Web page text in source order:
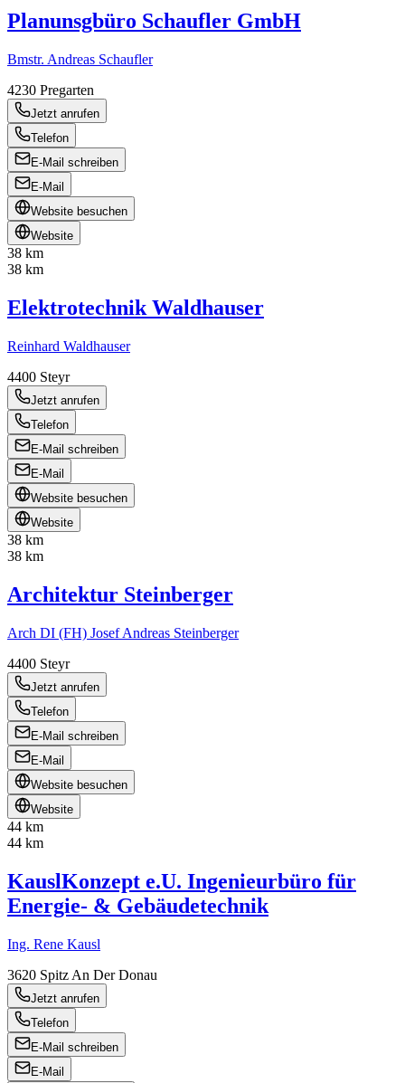
Planunsgbüro Schaufler GmbH
Bmstr. Andreas Schaufler
4230 Pregarten
Jetzt anrufen
Telefon
E-Mail schreiben
E-Mail
Website besuchen
Website
38 km
38 km
Elektrotechnik Waldhauser
Reinhard Waldhauser
4400 Steyr
Jetzt anrufen
Telefon
E-Mail schreiben
E-Mail
Website besuchen
Website
38 km
38 km
Architektur Steinberger
Arch DI (FH) Josef Andreas Steinberger
4400 Steyr
Jetzt anrufen
Telefon
E-Mail schreiben
E-Mail
Website besuchen
Website
44 km
44 km
KauslKonzept e.U. Ingenieurbüro für
Energie- & Gebäudetechnik
Ing. Rene Kausl
3620 Spitz An Der Donau
Jetzt anrufen
Telefon
E-Mail schreiben
E-Mail